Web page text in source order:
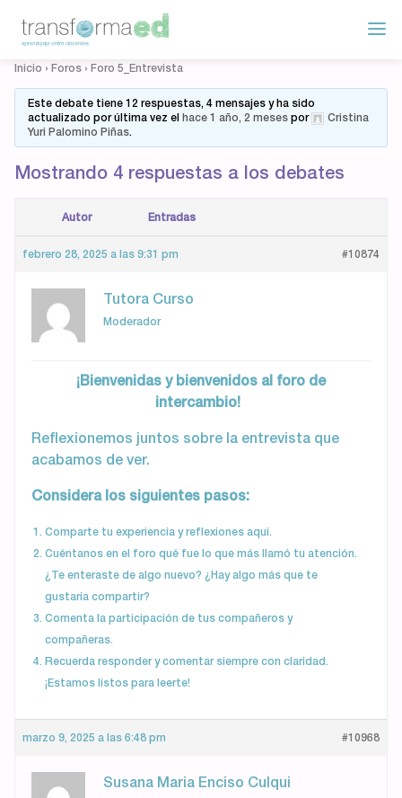
Inicio › Foros › Foro 5_Entrevista
Este debate tiene 12 respuestas, 4 mensajes y ha sido
actualizado por última vez el hace 1 año, 2 mesespor
Cristina
Yuri Palomino Piñas.
Mostrando 4 respuestas a los debates
Autor Entradas
febrero 28, 2025 a las 9:31 pm #10874
Tutora Curso
Moderador
¡Bienvenidas y bienvenidos al foro de
intercambio!
Reflexionemos juntos sobre la entrevista que
acabamos de ver.
Considera los siguientes pasos:
Comparte tu experiencia y reflexiones aquí.
Cuéntanos en el foro qué fue lo que más llamó tu atención.
¿Te enteraste de algo nuevo? ¿Hay algo más que te
gustaría compartir?
Comenta la participación de tus compañeros y
compañeras.
Recuerda responder y comentar siempre con claridad.
¡Estamos listos para leerte!
marzo 9, 2025 a las 6:48 pm #10968
Susana Maria Enciso Culqui